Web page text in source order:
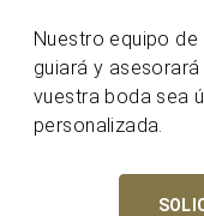
Nuestro equipo
guiará y
vuestra boda sea
personalizada.